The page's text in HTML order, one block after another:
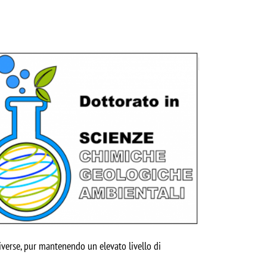
pur mantenendo un elevato livello di